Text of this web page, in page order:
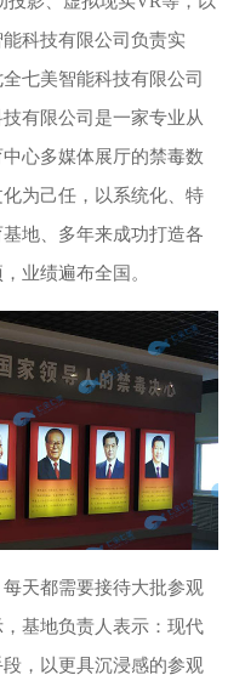
科技有限公司负责实
七美智能科技有限公司
有限公司是一家专业从
心多媒体展厅的禁毒数
为己任，以系统化、特
地、多年来成功打造各
业绩遍布全国。
天都需要接待大批参观
基地负责人表示：现代
，以更具沉浸感的参观